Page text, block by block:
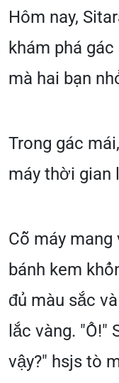
Hôm nay,
khám phá
mà hai bạn
Trong gác
máy thời gian
Cỗ máy
bánh kem
đủ màu sắc
lắc vàng. "Ồ!"
vậy?" hsjs tò